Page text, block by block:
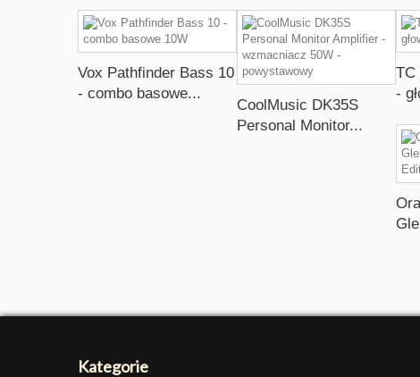
Vox Pathfinder Bass 10
- combo basowe...
CoolMusic DK35S
Personal Monitor...
TC
-
Kategorie